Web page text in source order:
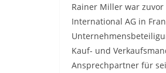
Rainer Miller war
International AG in
Kauf- und
Ansprechpartner für